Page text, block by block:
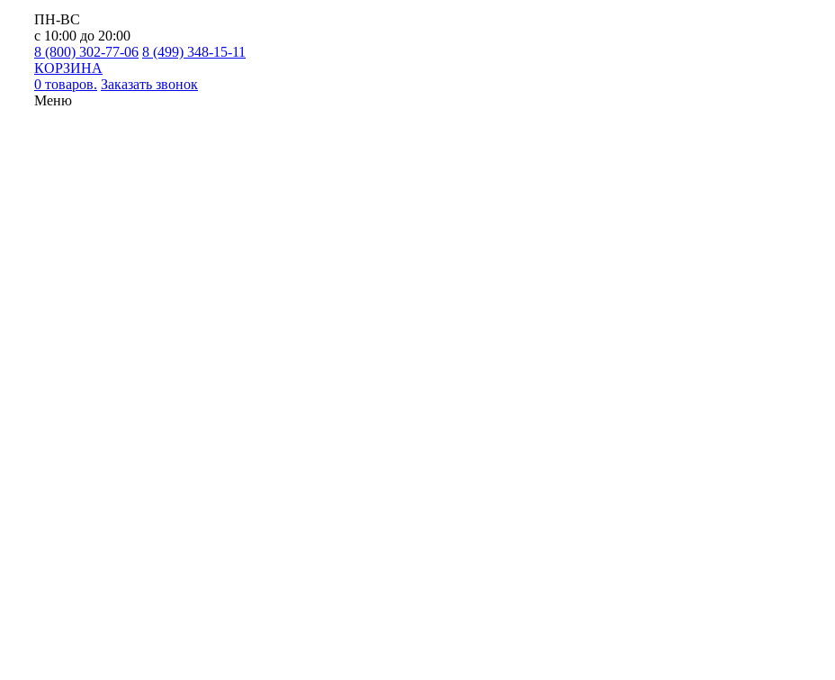
ПН-ВС
с 10:00 до 20:00
8 (800) 302-77-06 8 (499) 348-15-11
КОРЗИНА
0 товаров. Заказать звонок
Меню